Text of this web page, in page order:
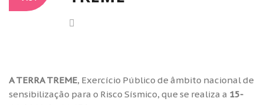
A TERRA TREME, Exercício Público de âmbito nacional de
sensibilização para o Risco Sísmico, que se realiza a 15-